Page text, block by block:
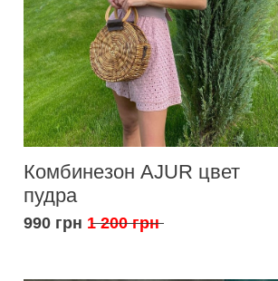
Комбинезон AJUR цвет
пудра
990 грн 1 200 грн